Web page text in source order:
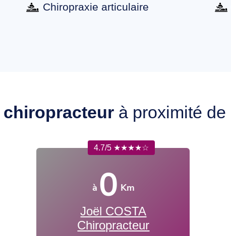
Chiropraxie articulaire
chiropracteurà proximité de
4.7/5 ★★★★☆
à 0 Km
Joël COSTA
Chiropracteur